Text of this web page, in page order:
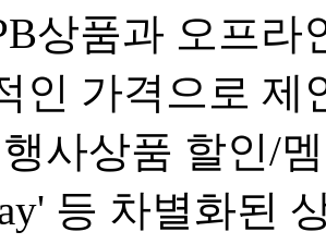
상품과 오프라
인 가격으로 제
사상품 할인/
등 차별화된